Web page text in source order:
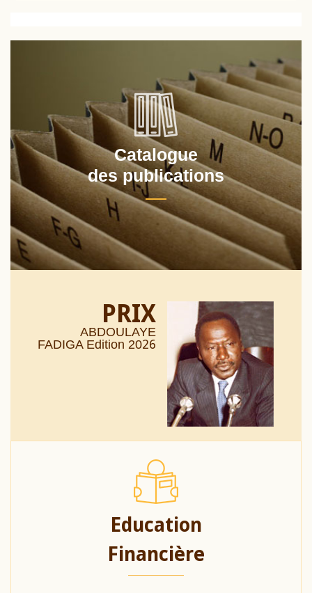
Catalogue
des publications
PRIX
ABDOULAYE
FADIGA Edition 2026
Education
Financière